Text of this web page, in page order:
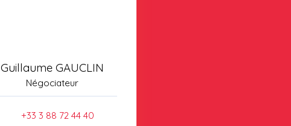
Guillaume GAUCLIN
Négociateur
+33 3 88 72 44 40